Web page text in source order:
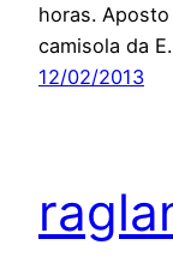
horas.
camisola da
12/02/2013